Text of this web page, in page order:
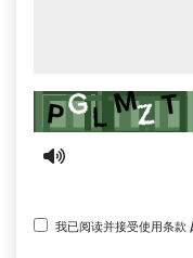
Captcha
我已阅读并接受使用条款